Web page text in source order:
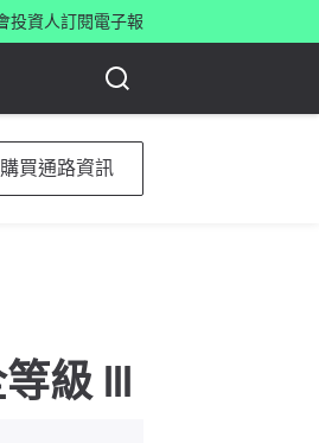
投資人訂閱電子報
購買通路資訊
級 III